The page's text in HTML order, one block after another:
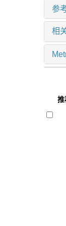
参
相
推